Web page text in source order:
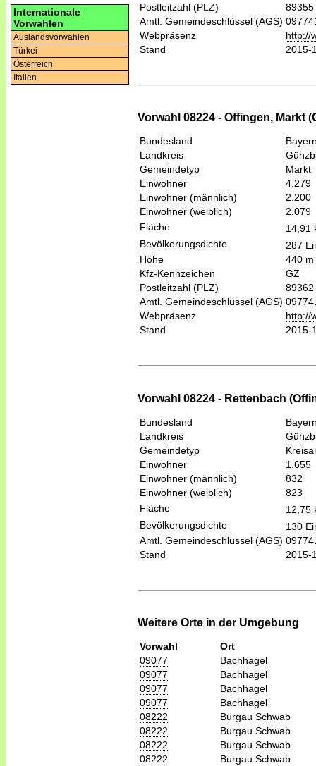
Internationale
Vorwahlen
Auslandsvorwahlen
Türkei
Österreich
Italien
Postleitzahl (PLZ)
89355
Amtl. Gemeindeschlüssel (AGS)
Webpräsenz
http://
Stand
2015-
Vorwahl 08224 - Offingen, Markt
Bundesland
Landkreis
Gemeindetyp
Markt
Einwohner
4.279
Einwohner (männlich)
2.200
Einwohner (weiblich)
2.079
Fläche
14,91
Bevölkerungsdichte
287
Höhe
440 m
Kfz-Kennzeichen
GZ
Postleitzahl (PLZ)
89362
Amtl. Gemeindeschlüssel (AGS)
Webpräsenz
http://
Stand
2015-
Vorwahl 08224 - Rettenbach
Bundesland
Landkreis
Gemeindetyp
Einwohner
1.655
Einwohner (männlich)
832
Einwohner (weiblich)
823
Fläche
12,75
Bevölkerungsdichte
130
Amtl. Gemeindeschlüssel (AGS)
Stand
2015-
Weitere Orte in der Umgebung
Vorwahl
Ort
09077
Bachhagel
09077
Bachhagel
09077
Bachhagel
09077
Bachhagel
08222
Burgau Schwab
08222
Burgau Schwab
08222
Burgau Schwab
08222
Burgau Schwab